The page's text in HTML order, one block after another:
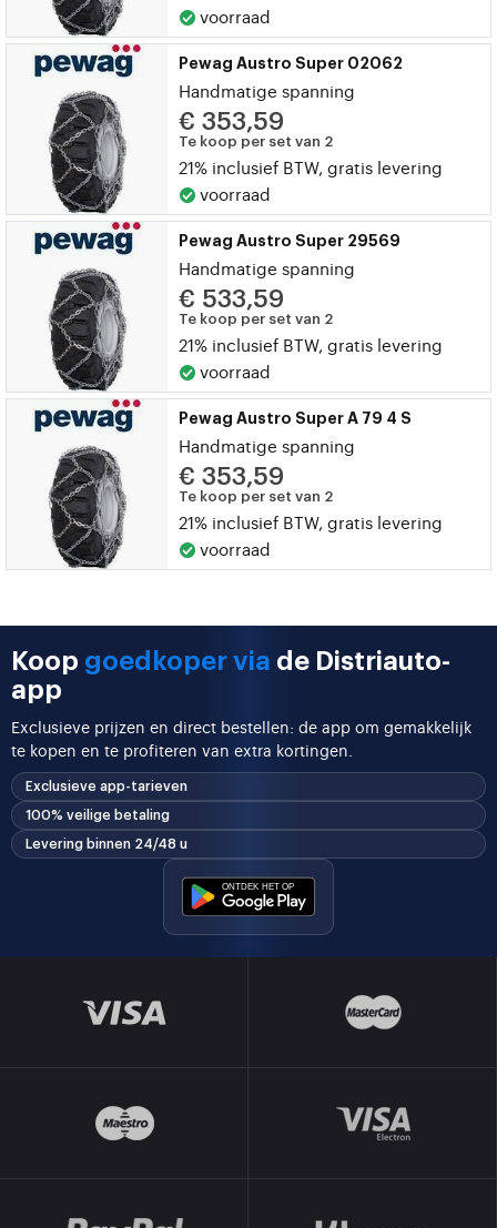
voorraad
Pewag Austro Super 02062
Handmatige spanning
€ 353,59
Te koop per set van 2
21% inclusief BTW, gratis levering
voorraad
Pewag Austro Super 29569
Handmatige spanning
€ 533,59
Te koop per set van 2
21% inclusief BTW, gratis levering
voorraad
Pewag Austro Super A 79 4 S
Handmatige spanning
€ 353,59
Te koop per set van 2
21% inclusief BTW, gratis levering
voorraad
Koop goedkoper via de Distriauto-
app
Exclusieve prijzen en direct bestellen: de app om gemakkelijk
te kopen en te profiteren van extra kortingen.
Exclusieve app-tarieven
100% veilige betaling
Levering binnen 24/48 u